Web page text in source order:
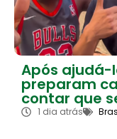
Após ajudá-
preparam
contar que
1 dia atrás